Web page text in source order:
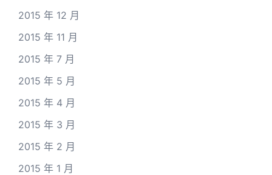
2015 年 12 月
2015 年 11 月
2015 年 7 月
2015 年 5 月
2015 年 4 月
2015 年 3 月
2015 年 2 月
2015 年 1 月